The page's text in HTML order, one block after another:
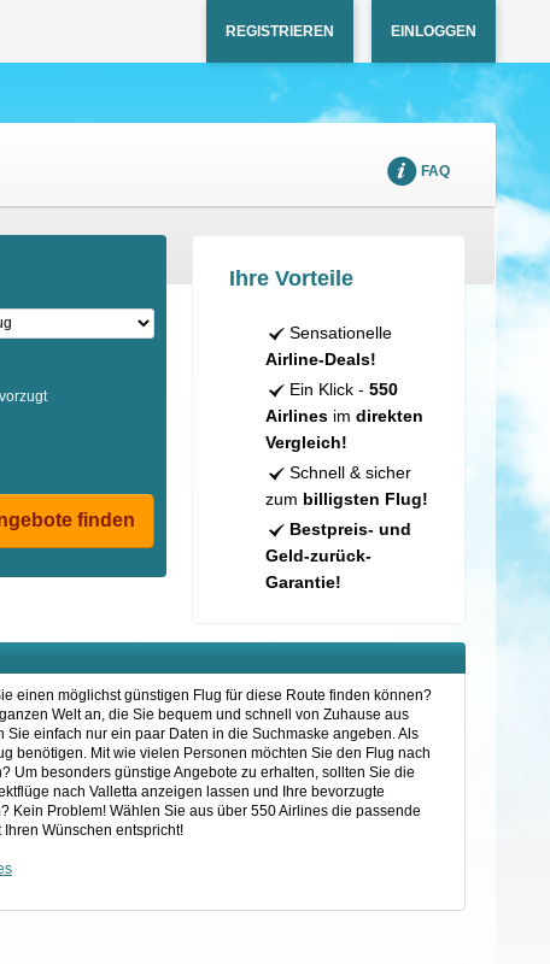
REGISTRIEREN EINLOGGEN
FAQ
finden
Ihre Vorteile
Sensationelle
Airline-Deals!
Ein Klick - 550
Airlinesim direkten
Vergleich!
Schnell & sicher
zum billigsten Flug!
Bestpreis- und
Geld-zurück-
Garantie!
einen möglichst günstigen Flug für diese Route finden können?
Welt an, die Sie bequem und schnell von Zuhause aus
einfach nur ein paar Daten in die Suchmaske angeben. Als
benötigen. Mit wie vielen Personen möchten Sie den Flug nach
Um besonders günstige Angebote zu erhalten, sollten Sie die
nach Valletta anzeigen lassen und Ihre bevorzugte
Kein Problem! Wählen Sie aus über 550 Airlines die passende
Wünschen entspricht!